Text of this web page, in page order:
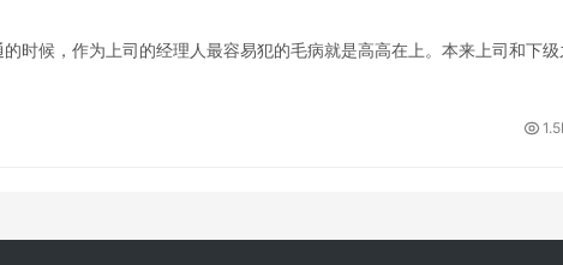
候，作为上司的经理人最容易犯的毛病就是高高在上。本来上司和下级